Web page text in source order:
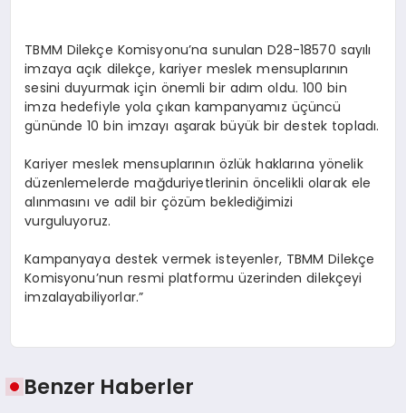
TBMM Dilekçe Komisyonu’na sunulan D28-18570 sayılı
imzaya açık dilekçe, kariyer meslek mensuplarının
sesini duyurmak için önemli bir adım oldu. 100 bin
imza hedefiyle yola çıkan kampanyamız üçüncü
gününde 10 bin imzayı aşarak büyük bir destek topladı.
Kariyer meslek mensuplarının özlük haklarına yönelik
düzenlemelerde mağduriyetlerinin öncelikli olarak ele
alınmasını ve adil bir çözüm beklediğimizi
vurguluyoruz.
Kampanyaya destek vermek isteyenler, TBMM Dilekçe
Komisyonu’nun resmi platformu üzerinden dilekçeyi
imzalayabiliyorlar.”
Benzer Haberler